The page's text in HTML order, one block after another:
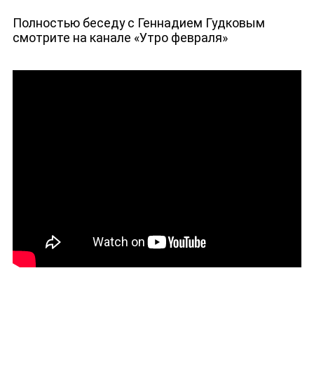
Полностью беседу с Геннадием Гудковым
смотрите на канале «Утро февраля»